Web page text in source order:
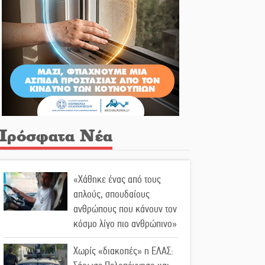
Νέα
«Χάθηκε ένας από τους
απλούς, σπουδαίους
ανθρώπους που κάνουν τον
κόσμο λίγο πιο ανθρώπινο»
Χωρίς «διακοπές» η ΕΛΑΣ: